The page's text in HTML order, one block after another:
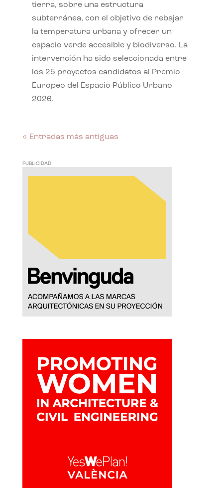
tierra, sobre una estructura
subterránea, con el objetivo de rebajar
la temperatura urbana y ofrecer un
espacio verde accesible y biodiverso. La
intervención ha sido seleccionada entre
los 25 proyectos candidatos al Premio
Europeo del Espacio Público Urbano
2026.
« Entradas más antiguas
PUBLICIDAD